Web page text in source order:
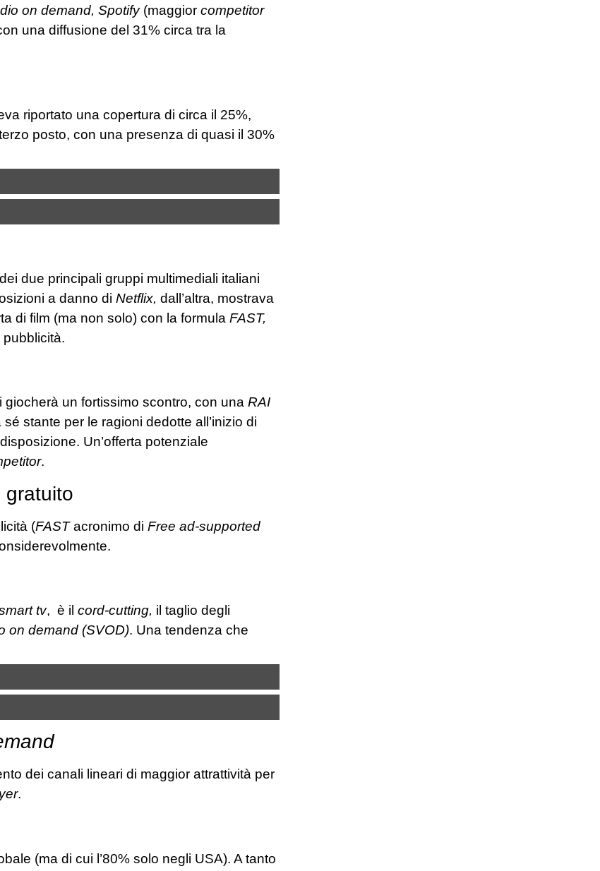
on demand, Spotify (maggior competitor
una diffusione del 31% circa tra la
riportato una copertura di circa il 25%,
posto, con una presenza di quasi il 30%
due principali gruppi multimediali italiani
a danno di Netflix, dall’altra, mostrava
di film (ma non solo) con la formula FAST,
un fortissimo scontro, con una RAI
sé stante per le ragioni dedotte all’inizio di
Un’offerta potenziale
.
gratuito
(FASTacronimo di Free ad-supported
tv, è il cord-cutting, il taglio degli
on demand (SVOD). Una tendenza che
dei canali lineari di maggior attrattività per
.
(ma di cui l’80% solo negli USA). A tanto